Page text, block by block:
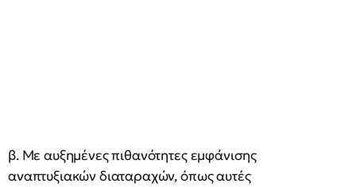
β. Με αυξημένες πιθανότητες εμφάνισης
αναπτυξιακών διαταραχών, όπως αυτές